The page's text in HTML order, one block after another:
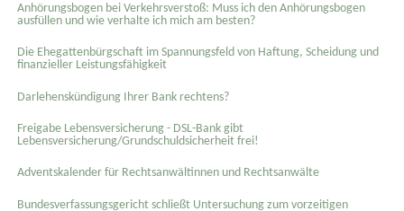
Anhörungsbogen bei Verkehrsverstoß: Muss ich den Anhörungsbogen
ausfüllen und wie verhalte ich mich am besten?
Die Ehegattenbürgschaft im Spannungsfeld von Haftung, Scheidung und
finanzieller Leistungsfähigkeit
Darlehenskündigung Ihrer Bank rechtens?
Freigabe Lebensversicherung - DSL-Bank gibt
Lebensversicherung/Grundschuldsicherheit frei!
Adventskalender für Rechtsanwältinnen und Rechtsanwälte
Bundesverfassungsgericht schließt Untersuchung zum vorzeitigen